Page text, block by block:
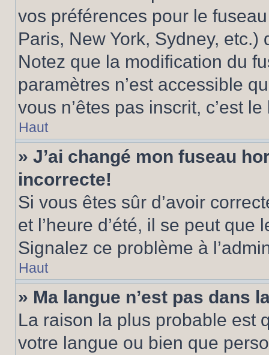
vos préférences pour le
Paris, New York, Sydney, etc.)
Notez que la modification du
paramètres n’est accessible
vous n’êtes pas inscrit, c’est
Haut
» J’ai changé mon fuseau
incorrecte!
Si vous êtes sûr d’avoir
et l’heure d’été, il se peut que
Signalez ce problème à
Haut
» Ma langue n’est pas dans
La raison la plus probable est
votre langue ou bien que